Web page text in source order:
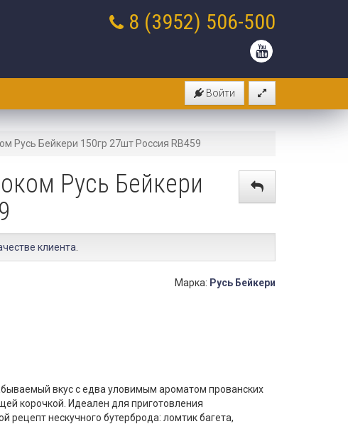
8 (3952) 506-500
Войти
Русь Бейкери 150гр 27шт Россия RB459
Русь Бейкери
клиента
Марка: Русь Бейкери
вкус с едва уловимым ароматом прованских
корочкой. Идеален для приготовления
рецепт нескучного бутерброда: ломтик багета,